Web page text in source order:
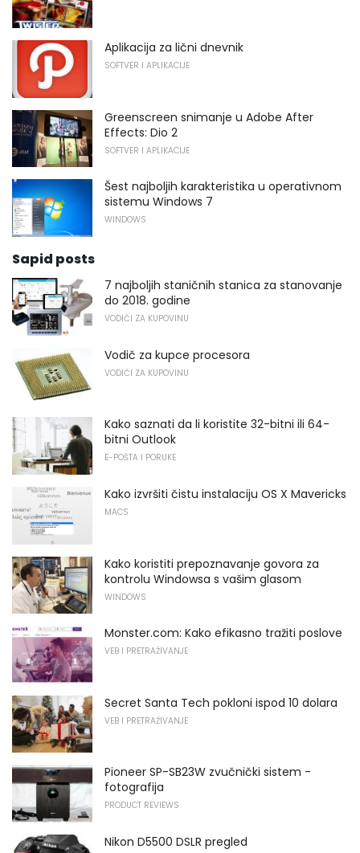
Aplikacija za lični dnevnik
SOFTVER I APLIKACIJE
Greenscreen snimanje u Adobe After
Effects: Dio 2
SOFTVER I APLIKACIJE
Šest najboljih karakteristika u operativnom
sistemu Windows 7
WINDOWS
Sapid posts
7 najboljih staničnih stanica za stanovanje
do 2018. godine
VODIČI ZA KUPOVINU
Vodič za kupce procesora
VODIČI ZA KUPOVINU
Kako saznati da li koristite 32-bitni ili 64-
bitni Outlook
E-POŠTA I PORUKE
Kako izvršiti čistu instalaciju OS X Mavericks
MACS
Kako koristiti prepoznavanje govora za
kontrolu Windowsa s vašim glasom
WINDOWS
Monster.com: Kako efikasno tražiti poslove
VEB I PRETRAŽIVANJE
Secret Santa Tech pokloni ispod 10 dolara
VEB I PRETRAŽIVANJE
Pioneer SP-SB23W zvučnički sistem -
fotografija
PRODUCT REVIEWS
Nikon D5500 DSLR pregled